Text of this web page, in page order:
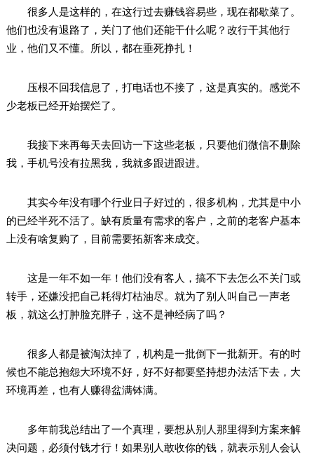
很多人是这样的，在这行过去赚钱容易些，现在都歇菜了。
他们也没有退路了，关门了他们还能干什么呢？改行干其他行
业，他们又不懂。所以，都在垂死挣扎！
压根不回我信息了，打电话也不接了，这是真实的。感觉不
少老板已经开始摆烂了。
我接下来再每天去回访一下这些老板，只要他们微信不删除
我，手机号没有拉黑我，我就多跟进跟进。
其实今年没有哪个行业日子好过的，很多机构，尤其是中小
的已经半死不活了。缺有质量有需求的客户，之前的老客户基本
上没有啥复购了，目前需要拓新客来成交。
这是一年不如一年！他们没有客人，搞不下去怎么不关门或
转手，还嫌没把自己耗得灯枯油尽。就为了别人叫自己一声老
板，就这么打肿脸充胖子，这不是神经病了吗？
很多人都是被淘汰掉了，机构是一批倒下一批新开。有的时
候也不能总抱怨大环境不好，好不好都要坚持想办法活下去，大
环境再差，也有人赚得盆满钵满。
多年前我总结出了一个真理，要想从别人那里得到方案来解
决问题，必须付钱才行！如果别人敢收你的钱，就表示别人会认